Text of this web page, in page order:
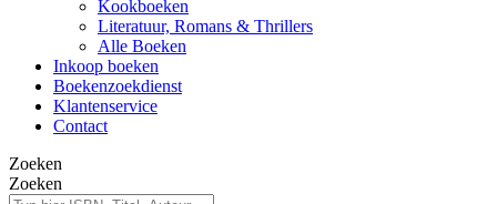
Kookboeken
Literatuur, Romans & Thrillers
Alle Boeken
Inkoop boeken
Boekenzoekdienst
Klantenservice
Contact
Zoeken
Zoeken